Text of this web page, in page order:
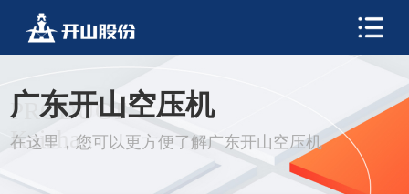
PRODUCT
Kaishan
广东开山空压机
在这里，您可以更方便了解广东开山空压机